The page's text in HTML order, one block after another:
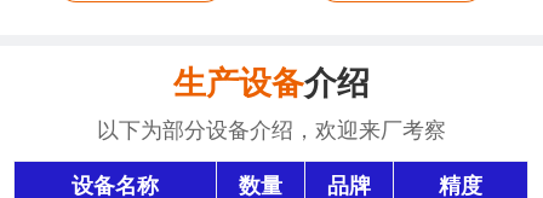
生产设备介绍
以下为部分设备介绍，欢迎来厂考察
设备名称 数量 品牌 精度